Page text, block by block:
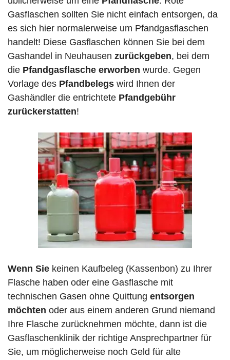
Gasflaschen sollten Sie nicht einfach entsorgen, da
es sich hier normalerweise um Pfandgasflaschen
handelt! Diese Gasflaschen können Sie bei dem
Gashandel in Neuhausen zurückgeben, bei dem
die Pfandgasflasche erworben wurde. Gegen
Vorlage des Pfandbelegs wird Ihnen der
Gashändler die entrichtete Pfandgebühr
zurückerstatten!
Wenn Sie keinen Kaufbeleg (Kassenbon) zu Ihrer
Flasche haben oder eine Gasflasche mit
technischen Gasen ohne Quittung entsorgen
möchten oder aus einem anderen Grund niemand
Ihre Flasche zurücknehmen möchte, dann ist die
Gasflaschenklinik der richtige Ansprechpartner für
Sie, um möglicherweise noch Geld für alte